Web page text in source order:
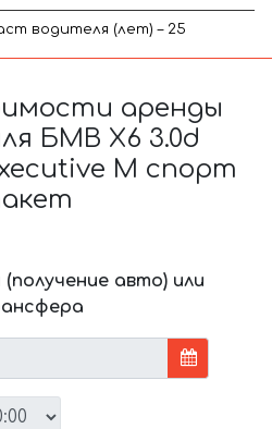
водителя (лет) – 25
аренды
БМВ X6 3.0d
M спорт
авто) или